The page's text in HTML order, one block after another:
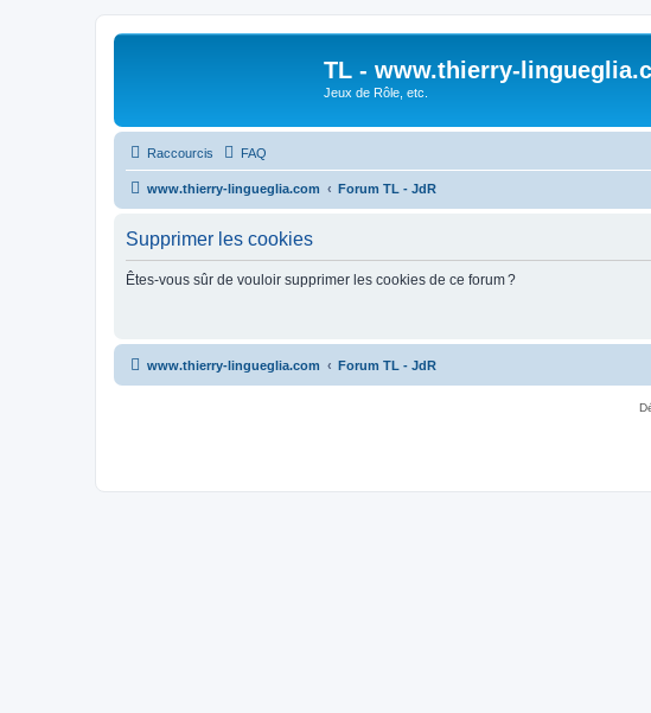
TL - www.thierry-
Jeux de Rôle, etc.
Raccourcis FAQ
www.thierry-lingueglia.com Forum TL - JdR
Supprimer les cookies
Êtes-vous sûr de vouloir supprimer les cookies de ce forum ?
www.thierry-lingueglia.com Forum TL - JdR